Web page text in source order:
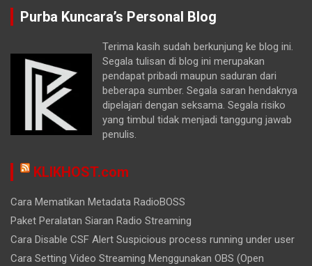
Purba Kuncara’s Personal Blog
Terima kasih sudah berkunjung ke blog ini.
Segala tulisan di blog ini merupakan
pendapat pribadi maupun saduran dari
beberapa sumber. Segala saran hendaknya
dipelajari dengan seksama. Segala risiko
yang timbul tidak menjadi tanggung jawab
penulis.
KLIKHOST.com
Cara Mematikan Metadata RadioBOSS
Paket Peralatan Siaran Radio Streaming
Cara Disable CSF Alert Suspicious process running under user
Cara Setting Video Streaming Menggunakan OBS (Open